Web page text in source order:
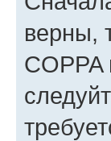
верны,
COPPA